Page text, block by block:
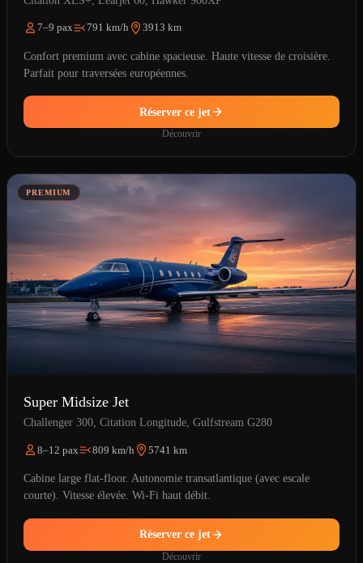
7–9 pax 791 km/h 3913 km
Confort premium avec cabine spacieuse. Haute vitesse de croisière.
Parfait pour traversées européennes.
Réserver ce jet
Découvrir
PREMIUM
Super Midsize Jet
Challenger 300, Citation Longitude, Gulfstream G280
8–12 pax 809 km/h 5741 km
Cabine large flat-floor. Autonomie transatlantique (avec escale
courte). Vitesse élevée. Wi-Fi haut débit.
Réserver ce jet
Découvrir